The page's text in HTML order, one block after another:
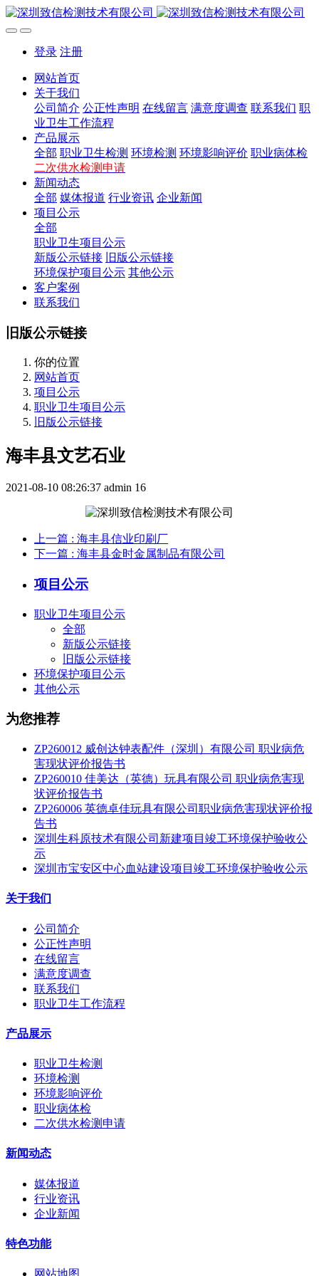
登录 注册
网站首页
关于我们
公司简介 公正性声明 在线留言 满意度调查 联系我们 职
业卫生工作流程
产品展示
全部 职业卫生检测 环境检测 环境影响评价 职业病体检
二次供水检测申请
新闻动态
全部 媒体报道 行业资讯 企业新闻
项目公示
全部
职业卫生项目公示
新版公示链接
旧版公示链接
环境保护项目公示 其他公示
客户案例
联系我们
旧版公示链接
你的位置
网站首页
项目公示
职业卫生项目公示
旧版公示链接
海丰县文艺石业
2021-08-10 08:26:37 admin 16
上一篇 : 海丰县信业印刷厂
下一篇 : 海丰县金时金属制品有限公司
项目公示
职业卫生项目公示
全部
新版公示链接
旧版公示链接
环境保护项目公示
其他公示
为您推荐
ZP260012 威创达钟表配件（深圳）有限公司 职业病危
害现状评价报告书
ZP260010 佳美达（英德）玩具有限公司 职业病危害现
状评价报告书
ZP260006 英德卓佳玩具有限公司职业病危害现状评价报
告书
深圳生科原技术有限公司新建项目竣工环境保护验收公
示
深圳市宝安区中心血站建设项目竣工环境保护验收公示
关于我们
公司简介
公正性声明
在线留言
满意度调查
联系我们
职业卫生工作流程
产品展示
职业卫生检测
环境检测
环境影响评价
职业病体检
二次供水检测申请
新闻动态
媒体报道
行业资讯
企业新闻
特色功能